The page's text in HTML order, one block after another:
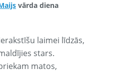
vārda diena
laimei līdzās,
stars.
matos,